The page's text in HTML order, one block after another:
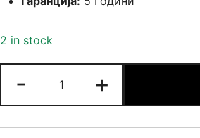
2 in stock
-
-
Плафонски
Лустер
+